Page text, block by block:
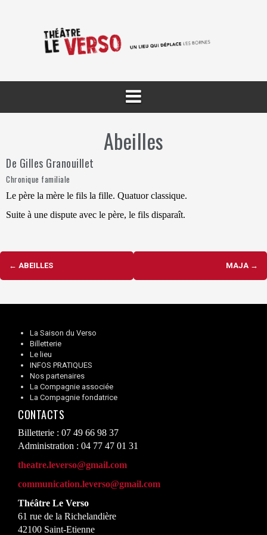
Abeilles
De Gilles Granouillet
Chronique familiale
Le père la mère le fils la fille. Quatuor classique.
Suite à une dispute avec le père, le fils disparaît.
Navigation
d'article
← ABEILLES MAJA →
La Saison du Verso
Billetterie
Le lieu
INFOS PRATIQUES
Nos partenaires
La Compagnie associée
La Compagnie fondatrice
CONTACTS
Billetterie : 07 49 66 98 37
Administration : 04 77 47 01 31
theatre.leverso@gmail.com
communication.leverso@gmail.com
Théâtre Le Verso
61 rue de la Richelandière
42100 Saint-Etienne